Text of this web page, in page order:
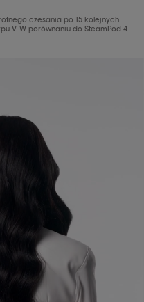
czesania po 15 kolejnych
V. W porównaniu do SteamPod 4